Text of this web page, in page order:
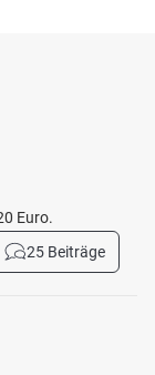
Euro.
25 Beiträge